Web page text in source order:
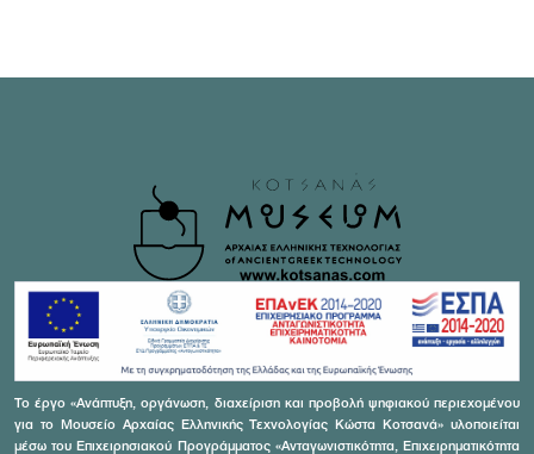
Το έργο «Ανάπτυξη, οργάνωση, διαχείριση και προβολή ψηφιακού περιεχομένου
για το Μουσείο Αρχαίας Ελληνικής Τεχνολογίας Κώστα Κοτσανά» υλοποιείται
μέσω του Επιχειρησιακού Προγράμματος «Ανταγωνιστικότητα, Επιχειρηματικότητα